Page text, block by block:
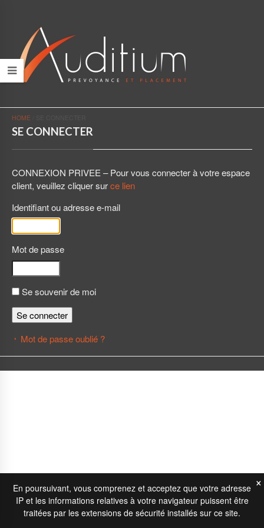
HOME
SE CONNECTER
CONNEXION PRIVEE – Pour vous connecter à votre espace
client, veuillez cliquer surce lien
Identifiant ou adresse e-mail
Mot de passe
Se souvenir de moi
Se connecter
Mot de passe oublié ?
En poursuivant, vous comprenez et acceptez que votre adresse
IP et les informations relatives à votre navigateur puissent être
traitées par les extensions de sécurité installés sur ce site.
×